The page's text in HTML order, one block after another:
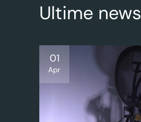
Ultime news
01
Apr